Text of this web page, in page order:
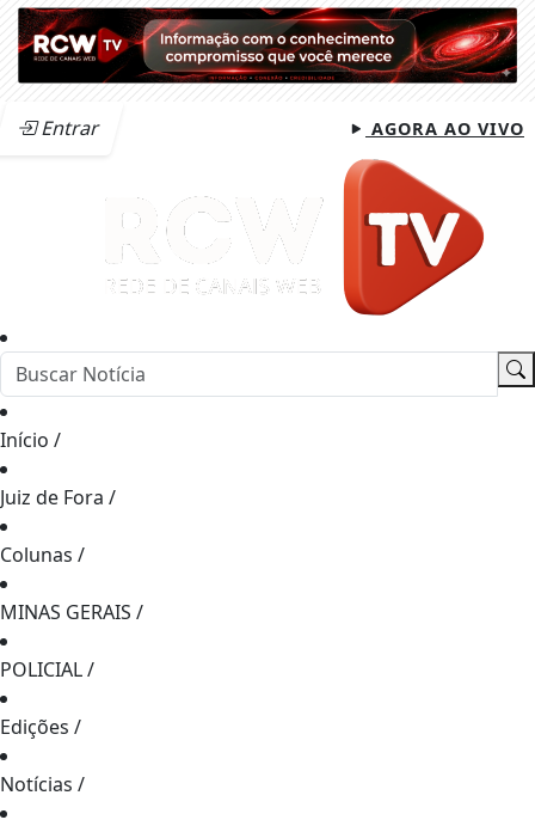
Entrar AGORA AO VIVO
Início /
Juiz de Fora /
Colunas /
MINAS GERAIS /
POLICIAL/
Edições /
Notícias /